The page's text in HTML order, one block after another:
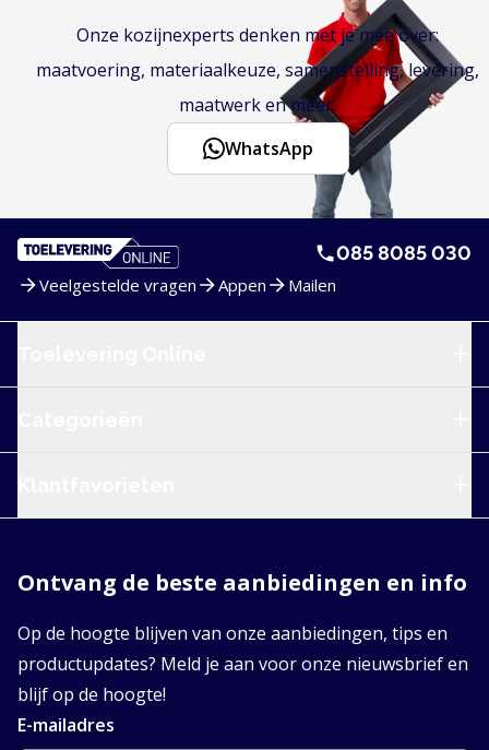
Onze kozijnexperts denken met je mee over:
maatvoering, materiaalkeuze, samenstelling, levering,
maatwerk en meer.
WhatsApp
085 8085 030
Veelgestelde vragen Appen Mailen
Ontvang de beste aanbiedingen en info
Op de hoogte blijven van onze aanbiedingen, tips en
productupdates? Meld je aan voor onze nieuwsbrief en
blijf op de hoogte!
E-mailadres